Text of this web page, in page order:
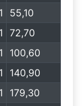
55,10
72,70
100,60
140,90
179,30